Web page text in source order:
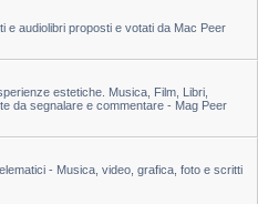
e audiolibri proposti e votati da Mac Peer
estetiche. Musica, Film, Libri,
da segnalare e commentare - Mag Peer
- Musica, video, grafica, foto e scritti